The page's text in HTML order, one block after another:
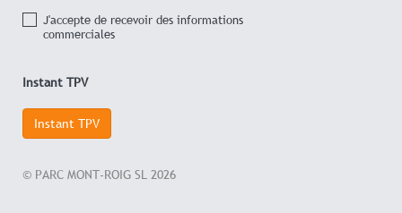
J'accepte de recevoir des informations
commerciales
Instant TPV
Instant TPV
© PARC MONT-ROIG SL 2026